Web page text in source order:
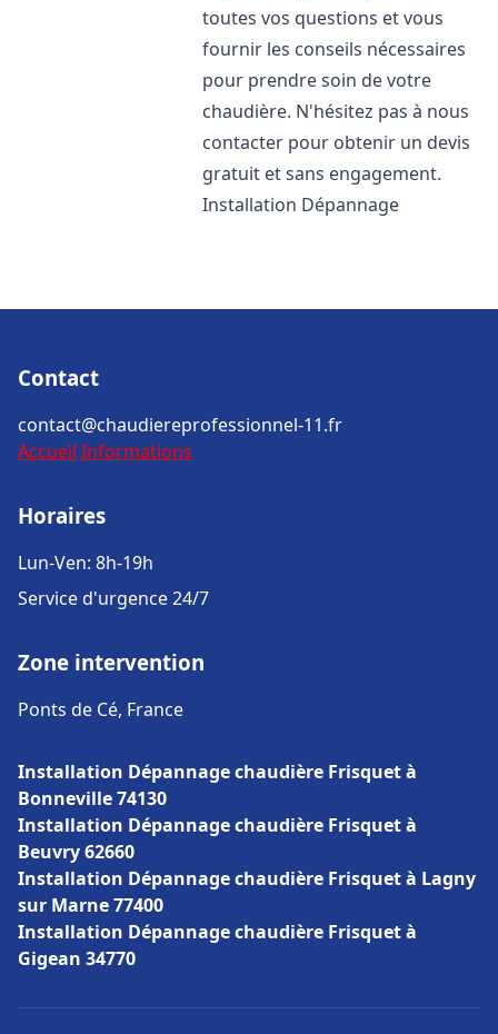
toutes vos questions et vous
fournir les conseils nécessaires
pour prendre soin de votre
chaudière. N'hésitez pas à nous
contacter pour obtenir un devis
gratuit et sans engagement.
Installation Dépannage
Contact
contact@chaudiereprofessionnel-11.fr
Accueil Informations
Horaires
Lun-Ven: 8h-19h
Service d'urgence 24/7
Zone intervention
Ponts de Cé, France
Installation Dépannage chaudière Frisquet à
Bonneville 74130
Installation Dépannage chaudière Frisquet à
Beuvry 62660
Installation Dépannage chaudière Frisquet à Lagny
sur Marne 77400
Installation Dépannage chaudière Frisquet à
Gigean 34770